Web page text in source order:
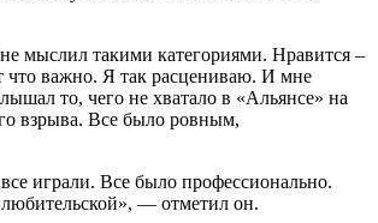
мыслил такими категориями. Нравится –
что важно. Я так расцениваю. И мне
то, чего не хватало в «Альянсе» на
взрыва. Все было ровным,
играли. Все было профессионально.
— отметил он.